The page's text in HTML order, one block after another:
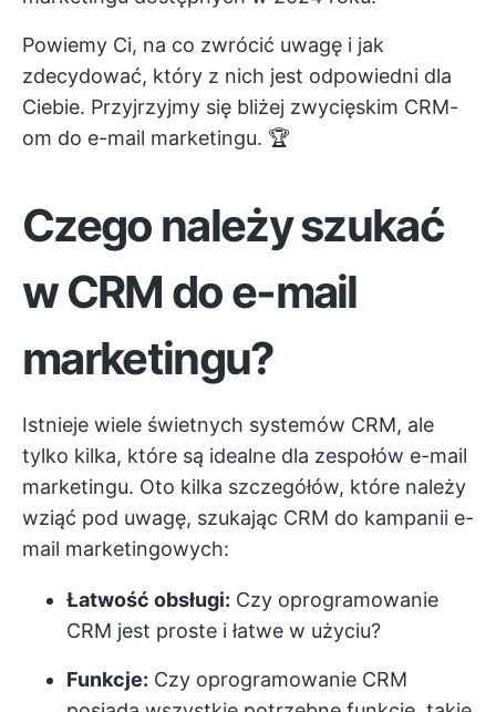
Powiemy Ci, na co zwrócić uwagę i jak
zdecydować, który z nich jest odpowiedni dla
Ciebie. Przyjrzyjmy się bliżej zwycięskim CRM-
om do e-mail marketingu. 🏆
Czego należy szukać
w CRM do e-mail
marketingu?
Istnieje wiele świetnych systemów CRM, ale
tylko kilka, które są idealne dla zespołów e-mail
marketingu. Oto kilka szczegółów, które należy
wziąć pod uwagę, szukając CRM do kampanii e-
mail marketingowych:
Łatwość obsługi: Czy oprogramowanie
CRM jest proste i łatwe w użyciu?
Funkcje: Czy oprogramowanie CRM